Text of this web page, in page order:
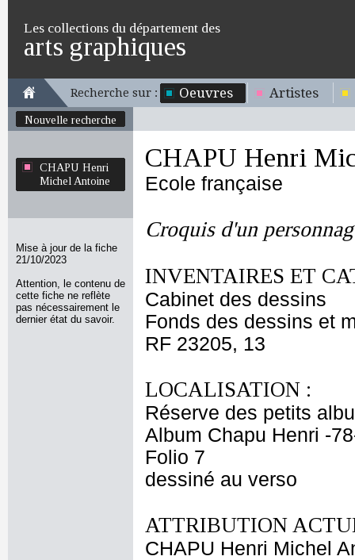
Les collections du département des
arts graphiques
Recherche sur : Oeuvres Artistes
Nouvelle recherche
CHAPU Henri
Michel Antoine
Mise à jour de la fiche
21/10/2023
Attention, le contenu de
cette fiche ne reflète
pas nécessairement le
dernier état du savoir.
CHAPU Henri
Ecole française
Croquis d'un
INVENTAIRES ET
Cabinet des dessins
Fonds des dessins et
RF 23205, 13
LOCALISATION :
Réserve des petits
Album Chapu Henri -
Folio 7
dessiné au verso
ATTRIBUTION
CHAPU Henri Michel